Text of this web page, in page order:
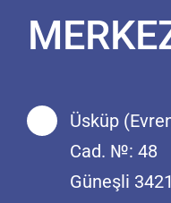
Üsküp
Cad. №: 48
Güneşli